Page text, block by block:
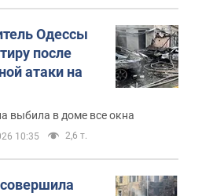
Одессы
после
атаки на
выбила в доме все окна
10:35 2,6 т.